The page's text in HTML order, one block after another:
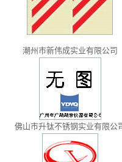
潮州市新伟成实业有限公司
佛山市升钛不锈钢实业有限公